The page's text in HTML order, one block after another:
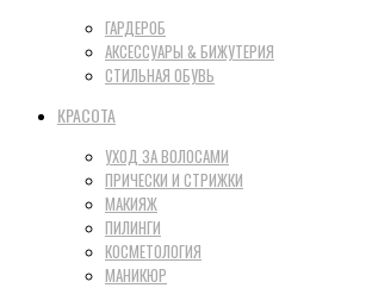
ГАРДЕРОБ
АКСЕССУАРЫ & БИЖУТЕРИЯ
СТИЛЬНАЯ ОБУВЬ
КРАСОТА
УХОД ЗА ВОЛОСАМИ
ПРИЧЕСКИ И СТРИЖКИ
МАКИЯЖ
ПИЛИНГИ
КОСМЕТОЛОГИЯ
МАНИКЮР